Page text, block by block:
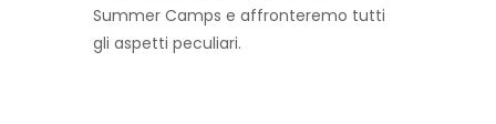
CONTATTISummer Camps e affronteremo tutti
gli aspetti peculiari.